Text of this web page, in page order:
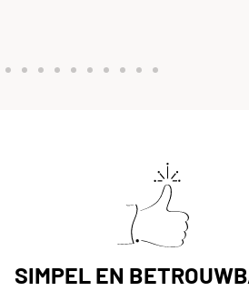
SIMPEL EN